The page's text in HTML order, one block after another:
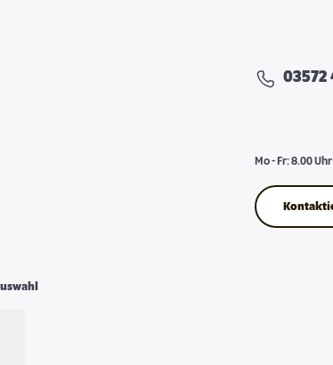
03572
Mo - Fr: 8.00